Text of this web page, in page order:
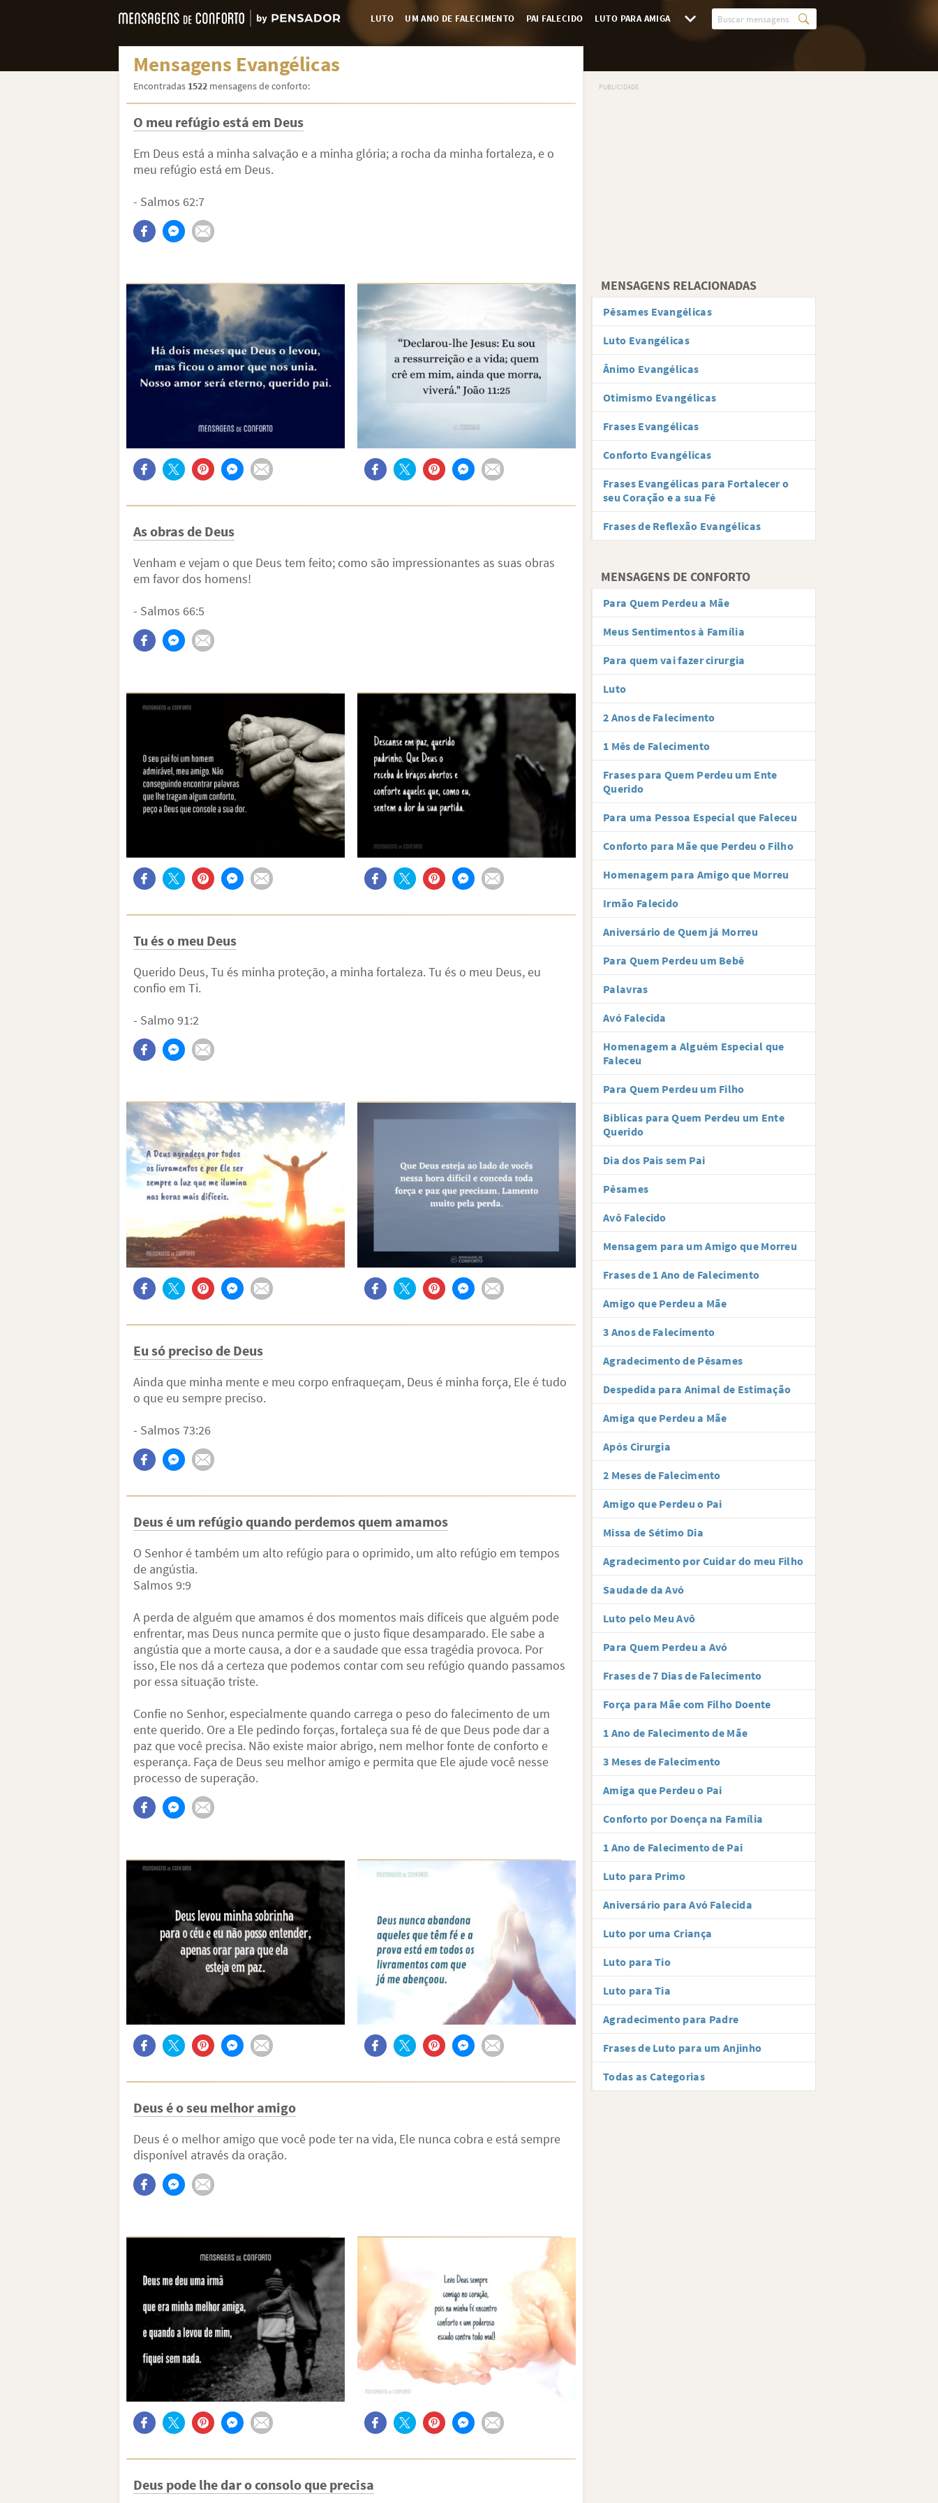
LUTO UM ANO DE FALECIMENTO PAI FALECIDO LUTO PARA AMIGA
Mensagens Evangélicas
Encontradas 1522mensagens de conforto:
O meu refúgio está em Deus
Em Deus está a minha salvação e a minha glória; a rocha da minha fortaleza, e o
meu refúgio está em Deus.
- Salmos 62:7
As obras de Deus
Venham e vejam o que Deus tem feito; como são impressionantes as suas obras
em favor dos homens!
- Salmos 66:5
Tu és o meu Deus
Querido Deus, Tu és minha proteção, a minha fortaleza. Tu és o meu Deus, eu
confio em Ti.
- Salmo 91:2
Eu só preciso de Deus
Ainda que minha mente e meu corpo enfraqueçam, Deus é minha força, Ele é tudo
o que eu sempre preciso.
- Salmos 73:26
Deus é um refúgio quando perdemos quem amamos
O Senhor é também um alto refúgio para o oprimido, um alto refúgio em tempos
de angústia.
Salmos 9:9
A perda de alguém que amamos é dos momentos mais difíceis que alguém pode
enfrentar, mas Deus nunca permite que o justo fique desamparado. Ele sabe a
angústia que a morte causa, a dor e a saudade que essa tragédia provoca. Por
isso, Ele nos dá a certeza que podemos contar com seu refúgio quando passamos
por essa situação triste.
Confie no Senhor, especialmente quando carrega o peso do falecimento de um
ente querido. Ore a Ele pedindo forças, fortaleça sua fé de que Deus pode dar a
paz que você precisa. Não existe maior abrigo, nem melhor fonte de conforto e
esperança. Faça de Deus seu melhor amigo e permita que Ele ajude você nesse
processo de superação.
Deus é o seu melhor amigo
Deus é o melhor amigo que você pode ter na vida, Ele nunca cobra e está sempre
disponível através da oração.
Deus pode lhe dar o consolo que precisa
MENSAGENS RELACIONADAS
Pêsames Evangélicas
Luto Evangélicas
Ânimo Evangélicas
Otimismo Evangélicas
Frases Evangélicas
Conforto Evangélicas
Frases Evangélicas para Fortalecer o
seu Coração e a sua Fé
Frases de Reflexão Evangélicas
MENSAGENS DE CONFORTO
Para Quem Perdeu a Mãe
Meus Sentimentos à Família
Para quem vai fazer cirurgia
Luto
2 Anos de Falecimento
1 Mês de Falecimento
Frases para Quem Perdeu um Ente
Querido
Para uma Pessoa Especial que Faleceu
Conforto para Mãe que Perdeu o Filho
Homenagem para Amigo que Morreu
Irmão Falecido
Aniversário de Quem já Morreu
Para Quem Perdeu um Bebê
Palavras
Avó Falecida
Homenagem a Alguém Especial que
Faleceu
Para Quem Perdeu um Filho
Bíblicas para Quem Perdeu um Ente
Querido
Dia dos Pais sem Pai
Pêsames
Avô Falecido
Mensagem para um Amigo que Morreu
Frases de 1 Ano de Falecimento
Amigo que Perdeu a Mãe
3 Anos de Falecimento
Agradecimento de Pêsames
Despedida para Animal de Estimação
Amiga que Perdeu a Mãe
Após Cirurgia
2 Meses de Falecimento
Amigo que Perdeu o Pai
Missa de Sétimo Dia
Agradecimento por Cuidar do meu Filho
Saudade da Avó
Luto pelo Meu Avô
Para Quem Perdeu a Avó
Frases de 7 Dias de Falecimento
Força para Mãe com Filho Doente
1 Ano de Falecimento de Mãe
3 Meses de Falecimento
Amiga que Perdeu o Pai
Conforto por Doença na Família
1 Ano de Falecimento de Pai
Luto para Primo
Aniversário para Avó Falecida
Luto por uma Criança
Luto para Tio
Luto para Tia
Agradecimento para Padre
Frases de Luto para um Anjinho
Todas as Categorias